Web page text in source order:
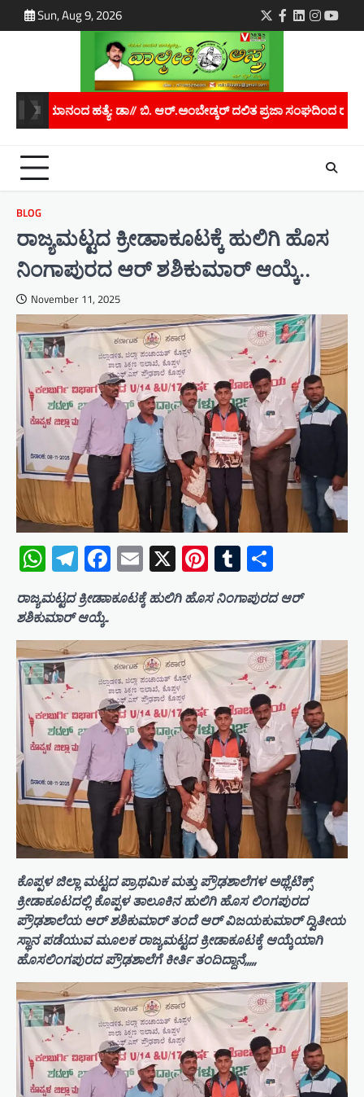
to
Sun, Aug 9, 2026 Twitter
Facebook
LinkedIn
ದಲಿತ ಪ್ರಜಾ ಸಂಘದಿಂದ ರಾಜ್ಯಪಾಲರಿಗೆ ಮನವಿ.. ಮಾನವ
BLOG
ರಾಜ್ಯಮಟ್ಟದ ಕ್ರೀಡಾಾಕೂಟಕ್ಕೆ ಹುಲಿಗಿ ಹೊಸ
ನಿಂಗಾಪುರದ ಆರ್ ಶಶಿಕುಮಾರ್ ಆಯ್ಕೆ..
November 11, 2025
WhatsApp
Telegram
Facebook
Email
X Pinterest
Tumblr
ರಾಜ್ಯಮಟ್ಟದ ಕ್ರೀಡಾಾಕೂಟಕ್ಕೆ ಹುಲಿಗಿ ಹೊಸ ನಿಂಗಾಪುರದ ಆರ್
ಶಶಿಕುಮಾರ್ ಆಯ್ಕೆ..
ಕೊಪ್ಪಳ ಜಿಲ್ಲಾ ಮಟ್ಟದ ಪ್ರಾಥಮಿಕ ಮತ್ತು ಪ್ರೌಢಶಾಲೆಗಳ ಅಥ್ಲೆಟಿಕ್ಸ್
ಕ್ರೀಡಾಕೂಟದಲ್ಲಿ ಕೊಪ್ಪಳ ತಾಲೂಕಿನ ಹುಲಿಗಿ ಹೊಸ ಲಿಂಗಪುರದ
ಪ್ರೌಢಶಾಲೆಯ ಆರ್ ಶಶಿಕುಮಾರ್ ತಂದೆ ಆರ್ ವಿಜಯಕುಮಾರ್ ದ್ವಿತೀಯ
ಸ್ಥಾನ ಪಡೆಯುವ ಮೂಲಕ ರಾಜ್ಯಮಟ್ಟದ ಕ್ರೀಡಾಕೂಟಕ್ಕೆ ಆಯ್ಕೆಯಾಗಿ
ಹೊಸಲಿಂಗಪುರದ ಪ್ರೌಢಶಾಲೆಗೆ ಕೀರ್ತಿ ತಂದಿದ್ದಾನೆ,,,,,